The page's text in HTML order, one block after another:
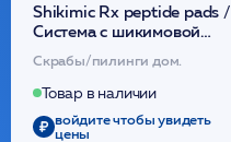
Shikimic Rx peptide pads /
Cистема с шикимовой
кислотой обновляющая
(30шт) /HP
Скрабы/пилинги дом.
Товар в наличии
войдите чтобы увидеть
цены